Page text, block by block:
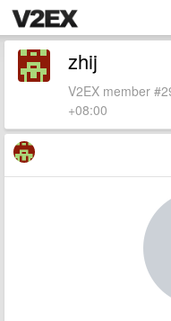
zhij
V2EX member
+08:00